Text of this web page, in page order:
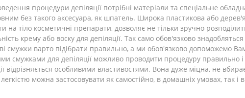
процедури депіляції потрібні матеріали та спеціальне
без такого аксесуара, як шпатель. Широка пластикова або
на тіло косметичні препарати, дозволяє не тільки зручно
крему або воску для депіляції. Так само обов'язково
смужки варто підібрати правильно, а ми обов'язково допоможемо
смужками для депіляції можливо проводити процедуру правильно
відрізняється особливими властивостями. Вона дуже міцна, не
легкістю можна застосовувати як самостійно, в домашніх умовах, так і